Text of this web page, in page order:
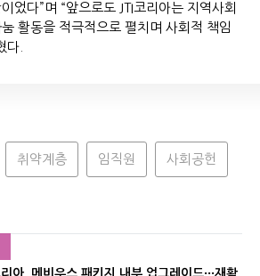
었다”며 “앞으로도 JTI코리아는 지역사회
활동을 적극적으로 펼치며 사회적 책임
다.
취약계층 임직원 사회공헌